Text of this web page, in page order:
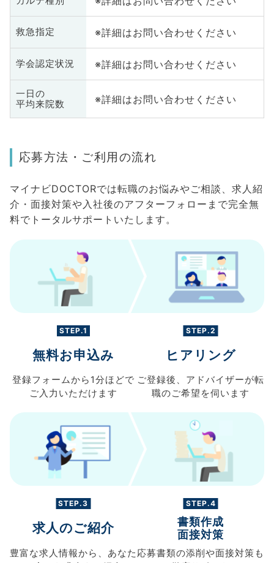
救急指定 ※詳細はお問い合わせください
学会認定状況 ※詳細はお問い合わせください
一日の
平均来院数
※詳細はお問い合わせください
応募方法・ご利用の流れ
マイナビDOCTORでは転職のお悩みやご相談、求人紹
介・面接対策や入社後のアフターフォローまで完全無
料でトータルサポートいたします。
STEP.1
無料お申込み
登録フォームから 1分ほどで
ご入力 いただけます
STEP.2
ヒアリング
ご登録後、 アドバイザーが転
職のご希望を伺います
STEP.3
求人のご紹介
豊富な求人情報から、 あなた
STEP.4
書類作成
面接対策
応募書類の添削や面接対策も